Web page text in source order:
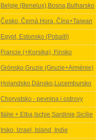
Belgie (Benelux),Bosna,Bulharsko
Česko, Černá Hora, Čína+Taiwan
Egypt, Estonsko (Pobaltí)
Francie (+Korsika), Finsko
Grónsko,Gruzie (Gruzie+Arménie)
Holandsko,Dánsko,Lucembursko
Chorvatsko - pevnina i ostrovy
Itálie + Elba,Ischie,Sardinie,Sicílie
Irsko, Izrael, Island, Indie